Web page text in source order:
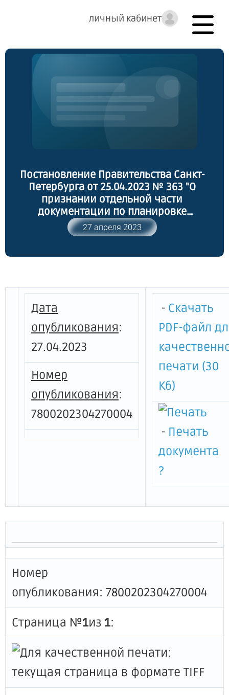
личный кабинет
Постановление Правительства Санкт-
Петербурга от 25.04.2023 № 363 "О
признании отдельной части
документации по планировке
территории, ограниченной береговой
линией р.Невы, береговой линией
магистралью, границами
Славянки, в Невском районе,
утвержденной постановлением
Правительства Санкт-Петербурга от
13.07.2011 № 1018, не подлежащей
применению"
27 апреля 2023
Дата
опубликования:
27.04.2023
Номер
опубликования:
7800202304270004
- Скачать
PDF-файл
печати (30
Кб)
- Печать
документа
?
Номер
опубликования: 7800202304270004
Страница №1из 1: